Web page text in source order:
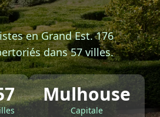
-Confidentialité- Service proposé parViteUnDevis.com-Vous
en Grand Est. 176
dans 57 villes.
Mulhouse
Capitale